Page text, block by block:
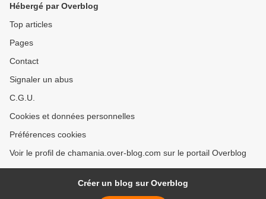
Hébergé par Overblog
Top articles
Pages
Contact
Signaler un abus
C.G.U.
Cookies et données personnelles
Préférences cookies
Voir le profil de chamania.over-blog.com sur le portail Overblog
Créer un blog sur Overblog